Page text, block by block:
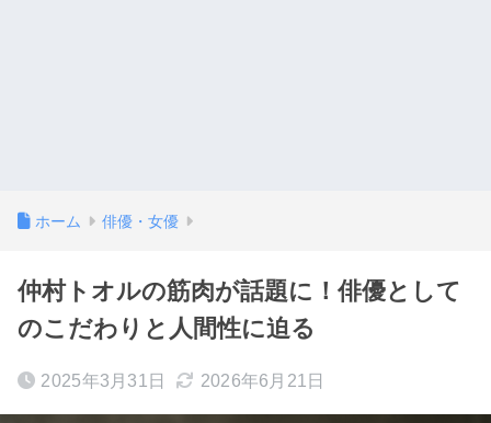
ホーム 俳優・女優
仲村トオルの筋肉が話題に！俳優として
のこだわりと人間性に迫る
2025年3月31日 2026年6月21日